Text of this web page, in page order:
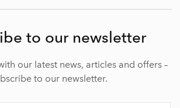
to our newsletter
our latest news, articles and offers –
to our newsletter.